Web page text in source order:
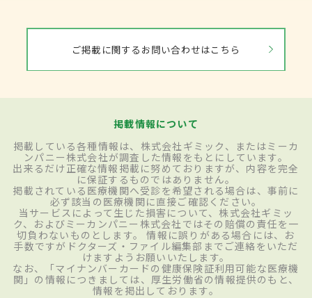
ご掲載に関するお問い合わせはこちら
掲載情報について
掲載している各種情報は、株式会社ギミック、またはミーカ
ンパニー株式会社が調査した情報をもとにしています。
出来るだけ正確な情報掲載に努めておりますが、内容を完全
に保証するものではありません。
掲載されている医療機関へ受診を希望される場合は、事前に
必ず該当の医療機関に直接ご確認ください。
当サービスによって生じた損害について、株式会社ギミッ
ク、およびミーカンパニー株式会社ではその賠償の責任を一
切負わないものとします。 情報に誤りがある場合には、お
手数ですがドクターズ・ファイル編集部までご連絡をいただ
けますようお願いいたします。
なお、「マイナンバーカードの健康保険証利用可能な医療機
関」の情報につきましては、厚生労働省の情報提供のもと、
情報を掲出しております。